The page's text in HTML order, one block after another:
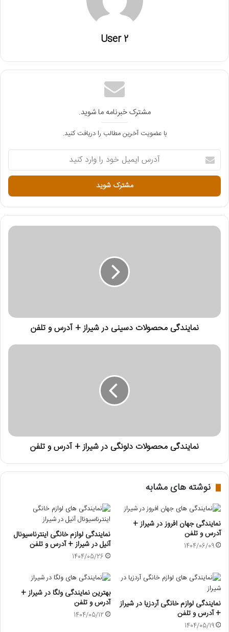
User 2
مشترک خبرنامه ما شوید.
با عضویت آخرین مطالب را دریافت کنید.
آ
ر
ا
ی
م
ی
ا
ک
نمایندگی محصولات دسینی در شیراز + آدرس و تلفن
نمایندگی محصولات دلونگی در شیراز + آدرس و تلفن
نوشته های مشابه
نمایندگی جهان افروز در شیراز +
آدرس و تلفن
1404/06/09
نمایندگی لوازم خانگی اینترناسیونال
آنیل در شیراز + آدرس و تلفن
1404/05/26
نمایندگی لوازم خانگی آردزیا در شیراز
+ آدرس و تلفن
1404/05/19
بهترین نمایندگی ولگا در شیراز +
آدرس و تلفن
1404/05/12